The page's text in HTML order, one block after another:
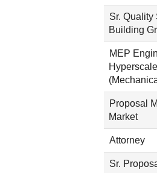
Sr. Quality
Building
MEP
Proposal
Market
Attorney
Sr.